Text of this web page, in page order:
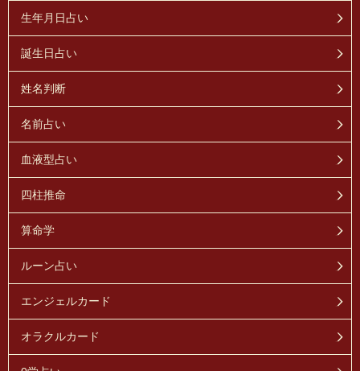
生年月日占い
誕生日占い
姓名判断
名前占い
血液型占い
四柱推命
算命学
ルーン占い
エンジェルカード
オラクルカード